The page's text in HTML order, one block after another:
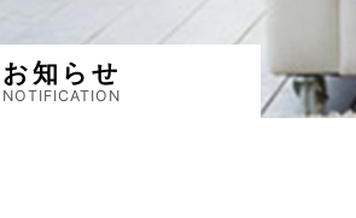
お知らせ
NOTIFICATION